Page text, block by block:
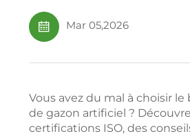
À Propos De Nous
Actualités
Télécharger
Mar 05,2026
Vous avez du mal à choisir
de gazon artificiel ?
certifications ISO, des